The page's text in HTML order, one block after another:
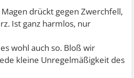
drückt gegen Zwerchfell,
Ist ganz harmlos, nur
wohl auch so. Bloß wir
kleine Unregelmäßigkeit des